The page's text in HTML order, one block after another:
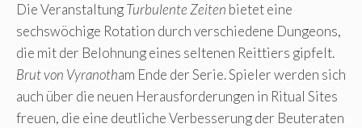
Die VeranstaltungTurbulente Zeiten bietet eine
sechswöchige Rotation durch verschiedene Dungeons,
die mit der Belohnung eines seltenen Reittiers gipfelt.
Brut von Vyranotham Ende der Serie. Spieler werden sich
auch über die neuen Herausforderungen in Ritual Sites
freuen, die eine deutliche Verbesserung der Beuteraten